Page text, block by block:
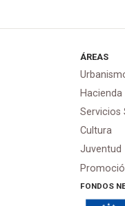
ÁREAS
Hacienda
Servicios
Cultura
Juventud
FONDOS